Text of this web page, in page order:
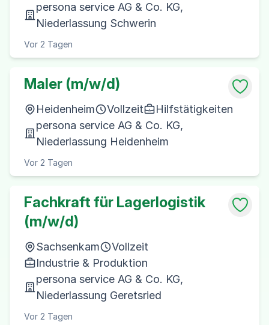
persona service AG & Co. KG,
Niederlassung Schwerin
Vor 2 Tagen
Maler (m/w/d)
Heidenheim Vollzeit
Hilfstätigkeiten
persona service AG & Co. KG,
Niederlassung Heidenheim
Vor 2 Tagen
Fachkraft für Lagerlogistik
(m/w/d)
Sachsenkam
Vollzeit
Industrie & Produktion
persona service AG & Co. KG,
Niederlassung Geretsried
Vor 2 Tagen